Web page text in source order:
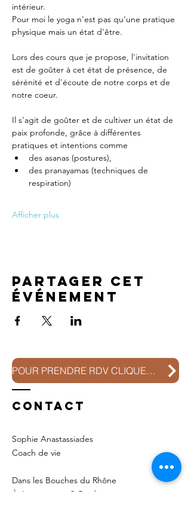
intérieur.
Pour moi le yoga n'est pas qu'une pratique
physique mais un état d'être.
Lors des cours que je propose, l'invitation
est de goûter à cet état de présence, de
sérénité et d'écoute de notre corps et de
notre coeur.
Il s'agit de goûter et de cultiver un état de
paix profonde, grâce à différentes
pratiques et intentions comme
des asanas (postures),
des pranayamas (techniques de
respiration)
Afficher plus
Partager cet
événement
POUR PRENDRE RDV CLIQUEZ ICI
Contact
Sophie Anastassiades
Coach de vie
Dans les Bouches du Rhône
À Jouques aux 2 Gardiens